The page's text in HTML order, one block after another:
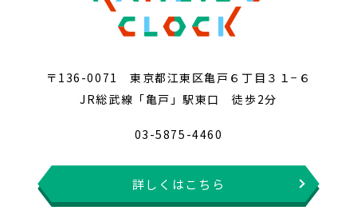
〒136-0071 東京都江東区亀戸６丁目３１−６
JR総武線「亀戸」駅東口 徒歩2分
03-5875-4460
詳しくはこちら